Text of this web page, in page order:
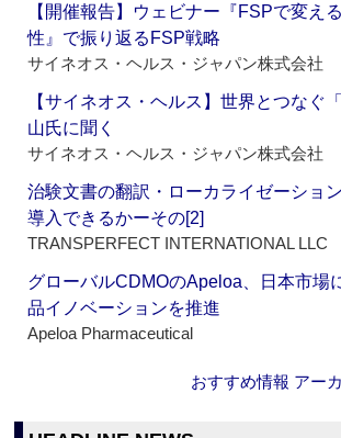
【開催報告】ウェビナー『FSPで変え
性』で振り返るFSP戦略
サイネオス・ヘルス・ジャパン株式会社
【サイネオス・ヘルス】世界とつな
山氏に聞く
サイネオス・ヘルス・ジャパン株式会社
治験文書の翻訳・ローカライゼーショ
導入できるかーその[2]
TRANSPERFECT INTERNATIONAL LLC
グローバルCDMOのApeloa、日本市場
品イノベーションを推進
Apeloa Pharmaceutical
おすすめ情報 アー